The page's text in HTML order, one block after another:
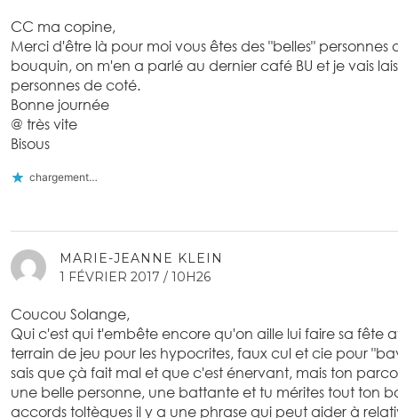
CC ma copine,
Merci d'être là pour moi vous êtes des "belles" personnes
bouquin, on m'en a parlé au dernier café BU et je vais
personnes de coté.
Bonne journée
@ très vite
Bisous
chargement…
MARIE-JEANNE KLEIN
1 FÉVRIER 2017 / 10H26
Coucou Solange,
Qui c'est qui t'embête encore qu'on aille lui faire sa fête
terrain de jeu pour les hypocrites, faux cul et cie pour
sais que çà fait mal et que c'est énervant, mais ton
une belle personne, une battante et tu mérites tout ton
accords toltèques il y a une phrase qui peut aider à